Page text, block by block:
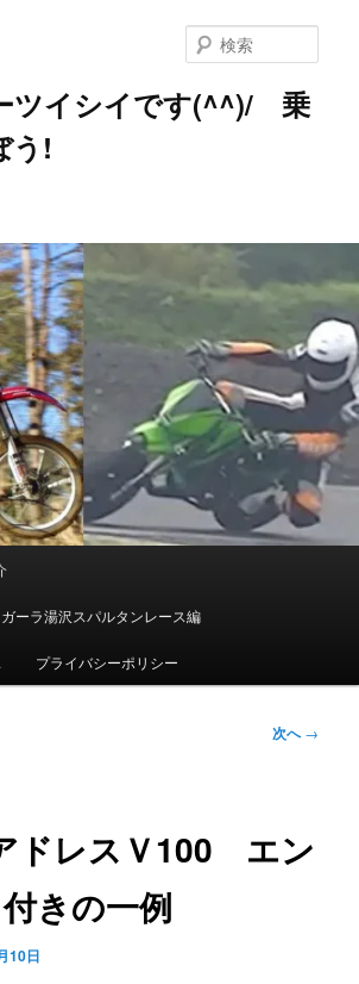
ツイシイです(^^)/ 乗
う!
索
ーラ湯沢スパルタンレース編
プライバシーポリシー
次へ→
ドレスＶ100 エン
きの一例
10日